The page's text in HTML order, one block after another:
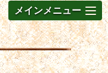
メインメニュー